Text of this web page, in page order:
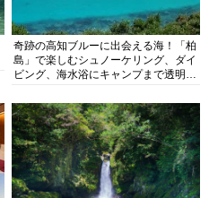
奇跡の高知ブルーに出会える海！「柏
島」で楽しむシュノーケリング、ダイ
ビング、海水浴にキャンプまで透明度